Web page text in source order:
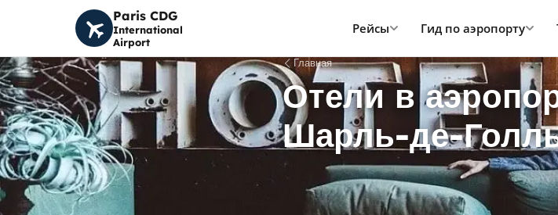
Paris CDG
International
Airport
Рейсы Гид по аэропорту
Главная
Отели в
Шарль-де-